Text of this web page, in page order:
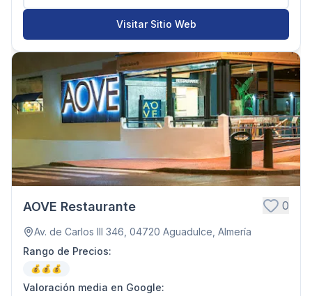
Visitar Sitio Web
AOVE Restaurante 0
Av. de Carlos III 346, 04720 Aguadulce, Almería
Rango de Precios:
💰💰💰
Valoración media en Google: